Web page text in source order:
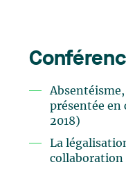
présentée en
2018)
La
collaboration